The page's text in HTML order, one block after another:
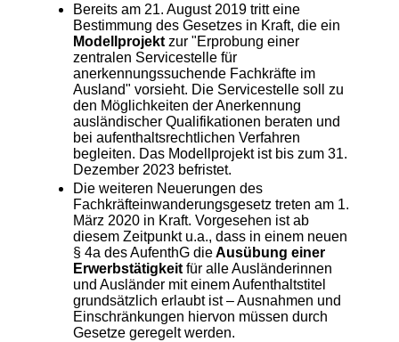
Bereits am 21. August 2019 tritt eine
Bestimmung des Gesetzes in Kraft, die ein
Modellprojekt zur "Erprobung einer
zentralen Servicestelle für
anerkennungssuchende Fachkräfte im
Ausland" vorsieht. Die Servicestelle soll zu
den Möglichkeiten der Anerkennung
ausländischer Qualifikationen beraten und
bei aufenthaltsrechtlichen Verfahren
begleiten. Das Modellprojekt ist bis zum 31.
Dezember 2023 befristet.
Die weiteren Neuerungen des
Fachkräfteinwanderungsgesetz treten am 1.
März 2020 in Kraft. Vorgesehen ist ab
diesem Zeitpunkt u.a., dass in einem neuen
§ 4a des AufenthG dieAusübung einer
Erwerbstätigkeit für alle Ausländerinnen
und Ausländer mit einem Aufenthaltstitel
grundsätzlich erlaubt ist – Ausnahmen und
Einschränkungen hiervon müssen durch
Gesetze geregelt werden.